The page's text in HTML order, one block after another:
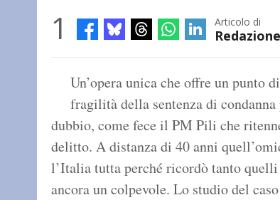
1 Articolo di
Redazione
Un’opera unica che offre un punto
fragilità della sentenza di
dubbio, come fece il PM Pili che
delitto. A distanza di 40 anni
l’Italia tutta perché ricordò tanto
ancora un colpevole. Lo studio del